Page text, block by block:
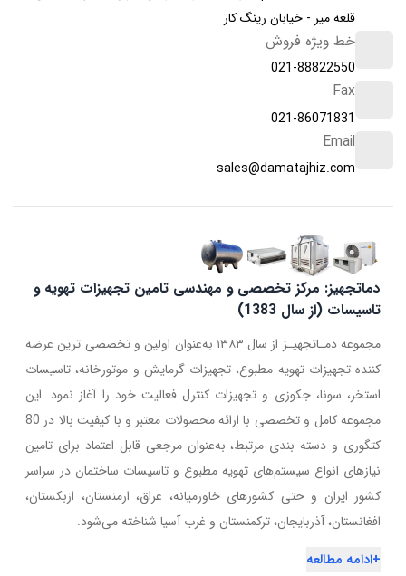
قلعه میر - خیابان رینگ کار
خط ویژه فروش
021-88822550
Fax
021-86071831
Email
sales@damatajhiz.com
دماتجهیز: مرکز تخصصی و مهندسی تامین تجهیزات تهویه و
تاسیسات (از سال 1383)
مجموعه دمـاتجهیـز از سال ۱۳۸۳ به‌عنوان اولین و تخصصی ترین عرضه
کننده تجهیزات تهویه مطبوع، تجهیزات گرمایش و موتورخانه، تاسیسات
استخر، سونا، جکوزی و تجهیزات کنترل فعالیت خود را آغاز نمود. این
مجموعه کامل و تخصصی با ارائه محصولات معتبر و با کیفیت بالا در 80
کتگوری و دسته بندی مرتبط، به‌عنوان مرجعی قابل اعتماد برای تامین
نیازهای انواع سیستم‌های تهویه مطبوع و تاسیسات ساختمان در سراسر
کشور ایران و حتی کشورهای خاورمیانه، عراق، ارمنستان، ازبکستان،
افغانستان، آذربایجان، ترکمنستان و غرب آسیا شناخته می‌شود.
+ادامه مطالعه